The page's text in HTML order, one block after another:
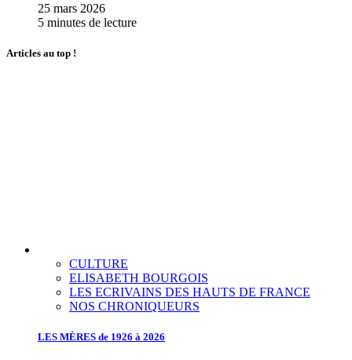
25 mars 2026
5 minutes de lecture
Articles au top !
CULTURE
ELISABETH BOURGOIS
LES ECRIVAINS DES HAUTS DE FRANCE
NOS CHRONIQUEURS
LES MÈRES de 1926 à 2026